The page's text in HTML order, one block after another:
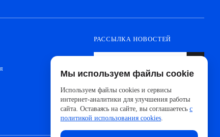
РАССЫЛКА НОВОСТЕЙ
новинок от ведущих производителей и
новостей АйДистрибьют
Мы используем файлы cookie
Используем файлы cookies и сервисы
интернет-аналитики для улучшения работы
сайта. Оставаясь на сайте, вы соглашаетесь с
политикой использования cookies.